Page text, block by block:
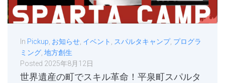
In Pickup, お知らせ, イベント , スパルタキャンプ, プログラ
ミング, 地方創生
Posted 2025年8月12日
世界遺産の町でスキル革命！平泉町スパルタ